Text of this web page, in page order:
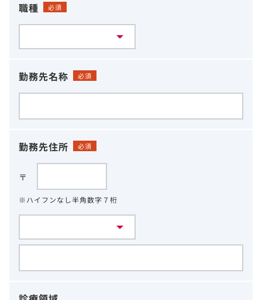
職種 必須
勤務先名称 必須
勤務先住所 必須
〒
※ハイフンなし半角数字７桁